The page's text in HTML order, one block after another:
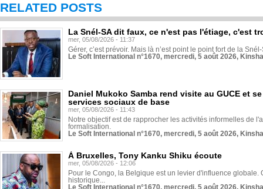
RELATED POSTS
La Snél-SA dit faux, ce n'est pas l'étiage, c'est
mer, 05/08/2026 - 11:37
Gérer, c’est prévoir. Mais là n’est point le point fort de la
Le Soft International n°1670, mercredi, 5 août 2026,
Daniel Mukoko Samba rend visite au GUCE et
services sociaux de base
mer, 05/08/2026 - 11:43
Notre objectif est de rapprocher les activités informelles de
formalisation.
Le Soft International n°1670, mercredi, 5 août 2026,
À Bruxelles, Tony Kanku Shiku écoute
mer, 05/08/2026 - 12:06
Pour le Congo, la Belgique est un levier d'influence globale.
historique...
Le Soft International n°1670, mercredi, 5 août 2026,